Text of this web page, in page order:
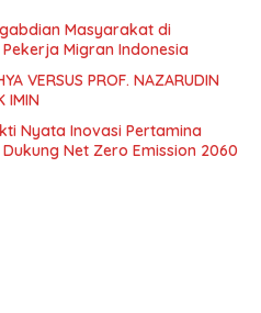
Masyarakat di
Migran Indonesia
VERSUS PROF. NAZARUDIN
IMIN
Nyata Inovasi Pertamina
Net Zero Emission 2060